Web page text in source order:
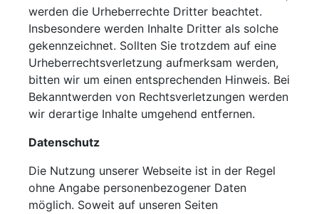
werden die Urheberrechte Dritter beachtet.
Insbesondere werden Inhalte Dritter als solche
gekennzeichnet. Sollten Sie trotzdem auf eine
Urheberrechtsverletzung aufmerksam werden,
bitten wir um einen entsprechenden Hinweis. Bei
Bekanntwerden von Rechtsverletzungen werden
wir derartige Inhalte umgehend entfernen.
Datenschutz
Die Nutzung unserer Webseite ist in der Regel
ohne Angabe personenbezogener Daten
möglich. Soweit auf unseren Seiten